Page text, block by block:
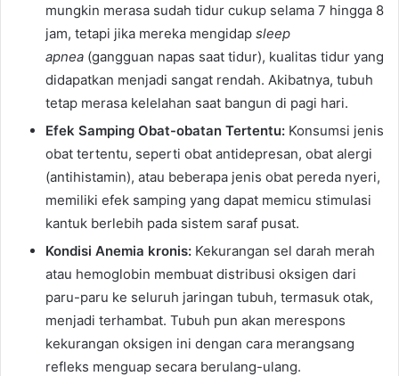
mungkin merasa sudah tidur cukup selama 7 hingga 8
jam, tetapi jika mereka mengidap sleep
apnea (gangguan napas saat tidur), kualitas tidur yang
didapatkan menjadi sangat rendah. Akibatnya, tubuh
tetap merasa kelelahan saat bangun di pagi hari.
Efek Samping Obat-obatan Tertentu: Konsumsi jenis
obat tertentu, seperti obat antidepresan, obat alergi
(antihistamin), atau beberapa jenis obat pereda nyeri,
memiliki efek samping yang dapat memicu stimulasi
kantuk berlebih pada sistem saraf pusat.
Kondisi Anemia kronis: Kekurangan sel darah merah
atau hemoglobin membuat distribusi oksigen dari
paru-paru ke seluruh jaringan tubuh, termasuk otak,
menjadi terhambat. Tubuh pun akan merespons
kekurangan oksigen ini dengan cara merangsang
refleks menguap secara berulang-ulang.